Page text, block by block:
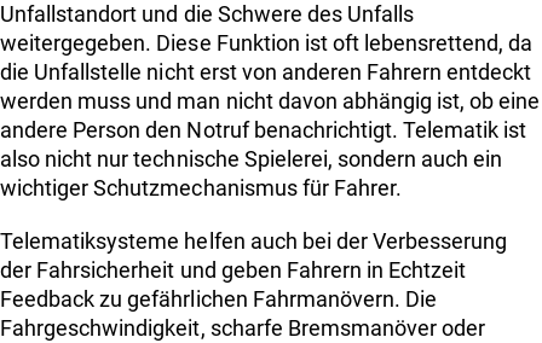
Unfallstandort und die Schwere des Unfalls
weitergegeben. Diese Funktion ist oft lebensrettend, da
die Unfallstelle nicht erst von anderen Fahrern entdeckt
werden muss und man nicht davon abhängig ist, ob eine
andere Person den Notruf benachrichtigt. Telematik ist
also nicht nur technische Spielerei, sondern auch ein
wichtiger Schutzmechanismus für Fahrer.
Telematiksysteme helfen auch bei der Verbesserung
der Fahrsicherheit und geben Fahrern in Echtzeit
Feedback zu gefährlichen Fahrmanövern. Die
Fahrgeschwindigkeit, scharfe Bremsmanöver oder